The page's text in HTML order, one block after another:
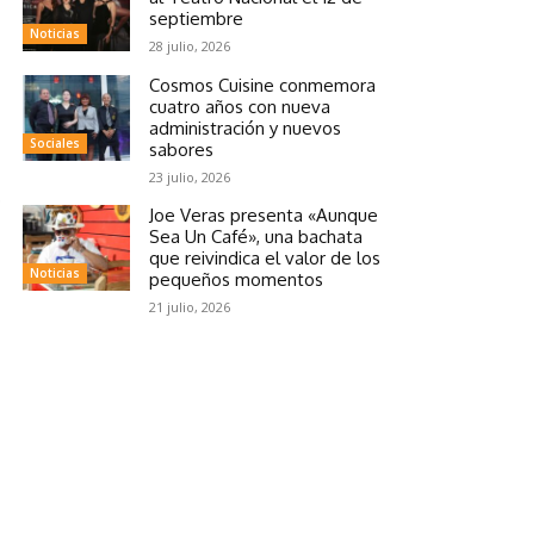
Noticias
septiembre
28 julio, 2026
Sociales
Cosmos Cuisine conmemora
cuatro años con nueva
administración y nuevos
sabores
23 julio, 2026
Noticias
Joe Veras presenta «Aunque
Sea Un Café», una bachata
que reivindica el valor de los
pequeños momentos
21 julio, 2026